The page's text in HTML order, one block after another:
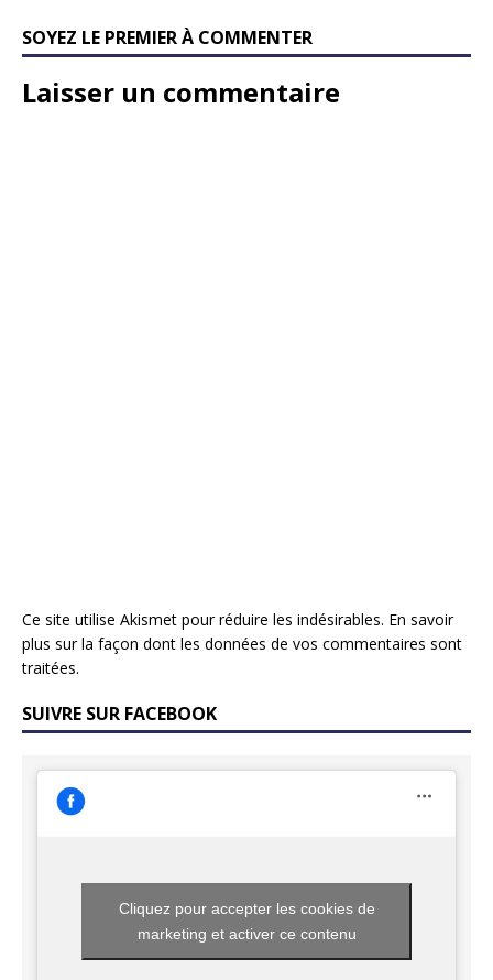
SOYEZ LE PREMIER À COMMENTER
Laisser un commentaire
Ce site utilise Akismet pour réduire les indésirables. En savoir
plus sur la façon dont les données de vos commentaires sont
traitées.
SUIVRE SUR FACEBOOK
Cliquez pour accepter les cookies de
marketing et activer ce contenu